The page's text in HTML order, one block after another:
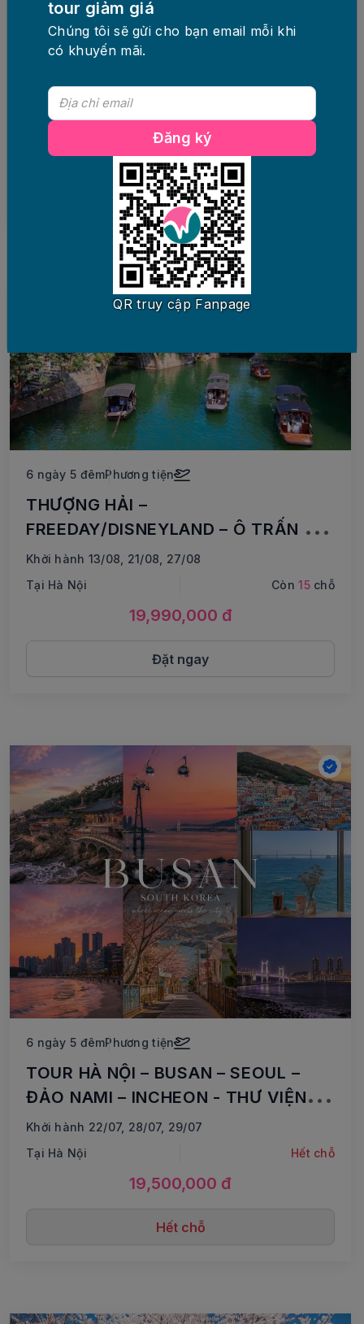
5 ngày 4 đêmPhương tiện
HÀ NỘI – BANGKOK – PATTAYA (
Sáng đi chiều về )
Khởi hành 08/08, 14/08, 15/08
Tại Hà Nội
Còn10chỗ
8,790,000 đ
Đặt ngay
6 ngày 5 đêmPhương tiện
THƯỢNG HẢI –
FREEDAY/DISNEYLAND – Ô TRẤN –
HÀNG CHÂU – ĐẦM THANH SƠN
Khởi hành 13/08, 21/08, 27/08
Tại Hà Nội
Còn15chỗ
19,990,000 đ
Đặt ngay
6 ngày 5 đêmPhương tiện
TOUR HÀ NỘI – BUSAN – SEOUL –
ĐẢO NAMI – INCHEON - THƯ VIỆN
SÁCH - ĐI PHÀ CHO HẢI ÂU ĂN
Khởi hành 22/07, 28/07, 29/07
Tại Hà Nội
Hết chỗ
19,500,000 đ
Hết chỗ
tour giảm giá
Chúng tôi sẽ gửi cho bạn email mỗi khi
có khuyến mãi.
Đăng ký
QR truy cập Fanpage